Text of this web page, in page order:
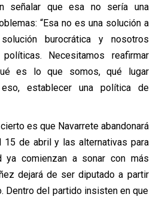
señalar que esa no sería una
“Esa no es una solución a
burocrática y nosotros
Necesitamos reafirmar
es lo que somos, qué lugar
establecer una política de
es que Navarrete abandonará
15 de abril y las alternativas para
ya comienzan a sonar con más
dejará de ser diputado a partir
Dentro del partido insisten en que